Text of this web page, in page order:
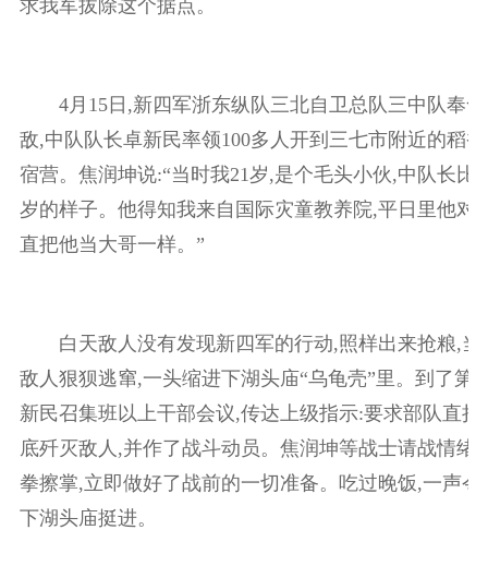
求我军拔除这个据点。
4月15日,新四军浙东纵队三北自卫总队三中队奉命
敌,中队队长卓新民率领100多人开到三七市附近的稻
宿营。焦润坤说:“当时我21岁,是个毛头小伙,中队长比
岁的样子。他得知我来自国际灾童教养院,平日里他对
直把他当大哥一样。”
白天敌人没有发现新四军的行动,照样出来抢粮,当
敌人狠狈逃窜,一头缩进下湖头庙“乌龟壳”里。到了第
新民召集班以上干部会议,传达上级指示:要求部队直
底歼灭敌人,并作了战斗动员。焦润坤等战士请战情绪
拳擦掌,立即做好了战前的一切准备。吃过晚饭,一声
下湖头庙挺进。